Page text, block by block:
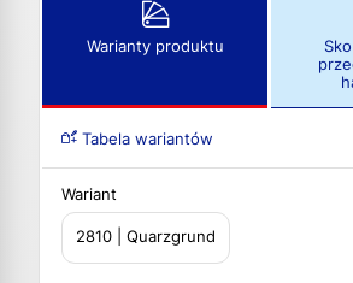
Warianty produktu
Tabela wariantów
Wariant
2810 | Quarzgrund